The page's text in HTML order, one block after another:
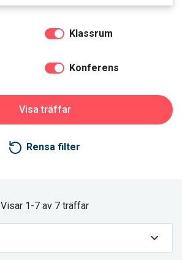
Klassrum
Konferens
Rensa filter
Visar 1-7 av 7 träffar